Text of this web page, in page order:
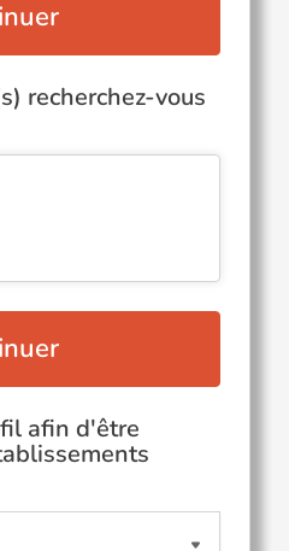
recherchez-vous
afin d'être